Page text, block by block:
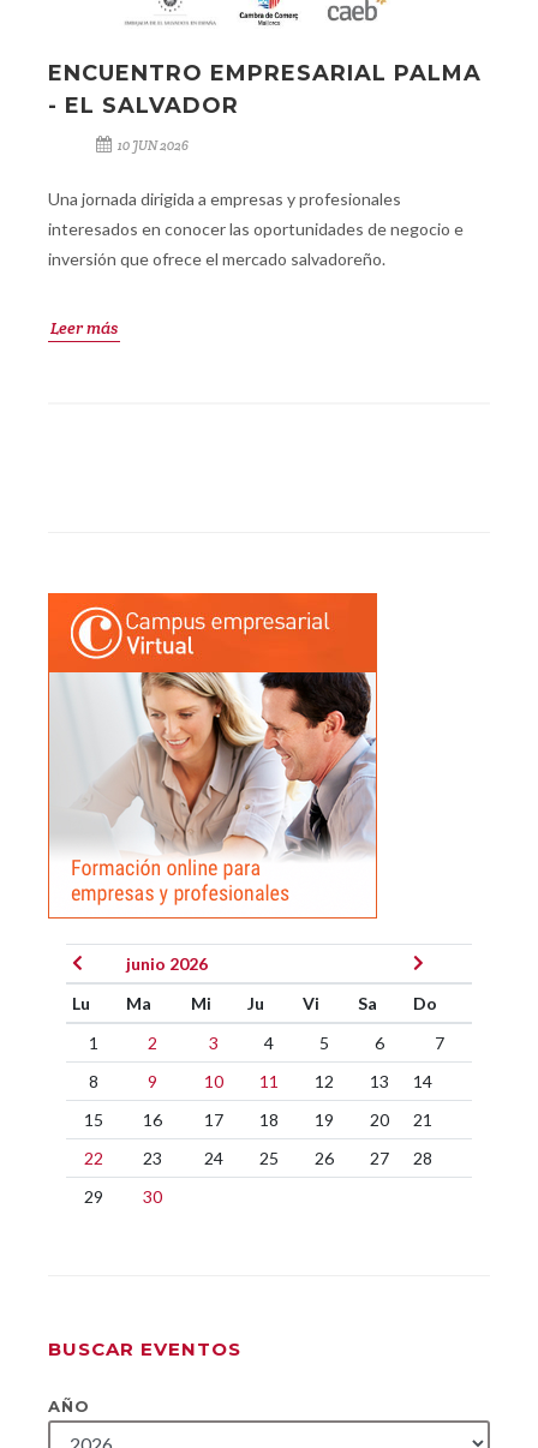
ENCUENTRO EMPRESARIAL PALMA
- EL SALVADOR
10 JUN 2026
Una jornada dirigida a empresas y profesionales
interesados en conocer las oportunidades de negocio e
inversión que ofrece el mercado salvadoreño.
Leer más
junio 2026
Lu
Ma Mi Ju Vi Sa
Do
1
2 3 4 5 6
7
8
9 10 11 12 13
14
15
16 17 18 19 20
21
22
23 24 25 26 27
28
29
30
BUSCAR EVENTOS
AÑO